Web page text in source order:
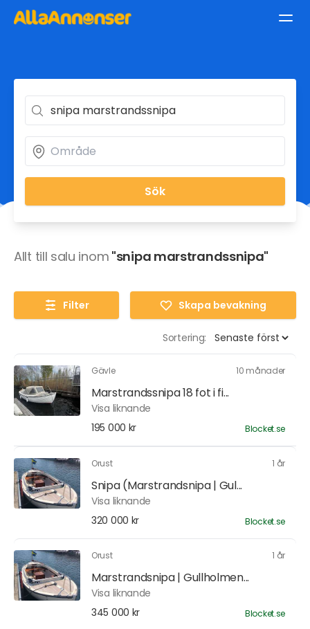
Sök
Allt till salu inom "snipa marstrandssnipa"
Filter Skapa bevakning
Sortering:
Gävle 10 månader
Marstrandssnipa 18 fot i fi...
Visa liknande
195 000 kr
Blocket.se
Orust 1 år
Snipa (Marstrandsnipa | Gul...
Visa liknande
320 000 kr
Blocket.se
Orust 1 år
Marstrandsnipa | Gullholmen...
Visa liknande
345 000 kr
Blocket.se